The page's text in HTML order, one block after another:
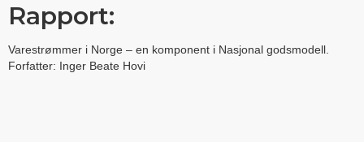
Rapport:
Varestrømmer i Norge – en komponent i Nasjonal godsmodell.
Forfatter: Inger Beate Hovi